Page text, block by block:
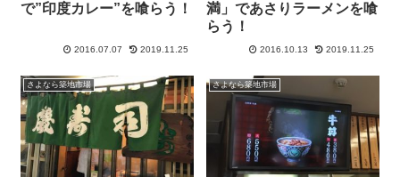
で”印度カレー”を喰らう！
2016.07.07 2019.11.25
満」であさりラーメンを喰
らう！
2016.10.13 2019.11.25
さよなら築地市場 さよなら築地市場